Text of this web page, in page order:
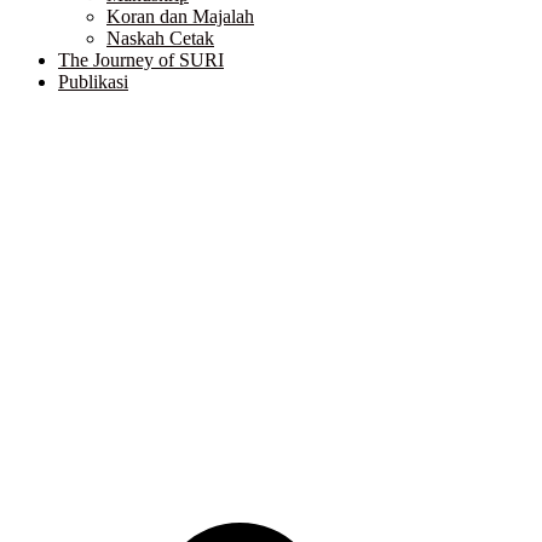
Koran dan Majalah
Naskah Cetak
The Journey of SURI
Publikasi